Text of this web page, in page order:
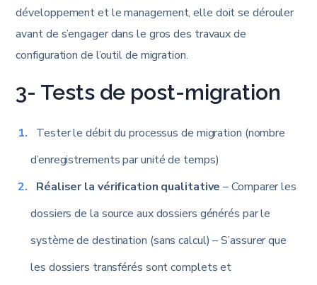
développement et le management, elle doit se dérouler
avant de s’engager dans le gros des travaux de
configuration de l’outil de migration.
3- Tests de post-migration
Tester le débit du processus de migration (nombre
d’enregistrements par unité de temps)
Réaliser la vérification qualitative – Comparer les
dossiers de la source aux dossiers générés par le
système de destination (sans calcul) – S’assurer que
les dossiers transférés sont complets et